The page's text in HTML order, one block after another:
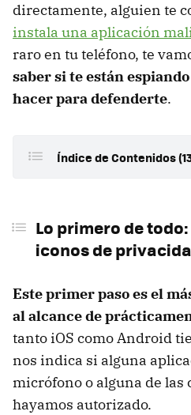
directamente, alguien te
instala una aplicación
raro en tu teléfono, te
saber si te están
hacer para defenderte.
Índice de Contenidos
Códigos secretos para
Ojo con el consumo de
… y los reinicios
Si consume más
haber algo mal
Lo primero de
iconos de
Este primer paso es el
al alcance de
tanto iOS como Android
nos indica si alguna
micrófono o alguna de las
hayamos autorizado.